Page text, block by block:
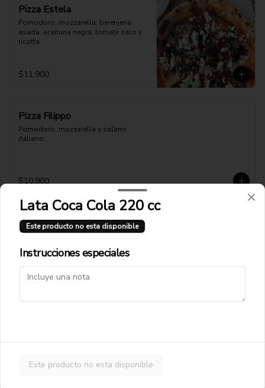
Pizza Estela
Pomodoro, mozzarella, berenjena
asada, aceituna negra, tomate seco y
ricotta
$11.900
Pizza Filippo
Pomodoro, mozzarella y salami
italiano.
$10.900
Pizza Florentina
Pomodoro, mozzarella, queso azul,
Mozzarella, queso azul y cebolla
Lata Coca Cola 220 cc
Este producto no esta disponible
Instrucciones especiales
Este producto no esta disponible